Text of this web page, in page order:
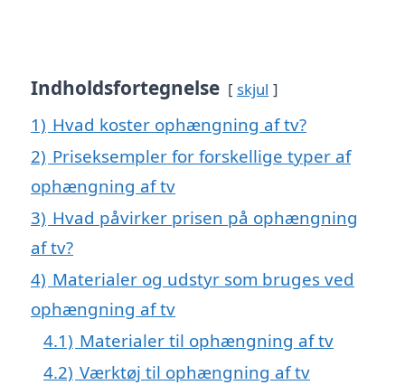
Indholdsfortegnelse skjul
1) Hvad koster ophængning af tv?
2) Priseksempler for forskellige typer af
ophængning af tv
3) Hvad påvirker prisen på ophængning
af tv?
4) Materialer og udstyr som bruges ved
ophængning af tv
4.1) Materialer til ophængning af tv
4.2) Værktøj til ophængning af tv